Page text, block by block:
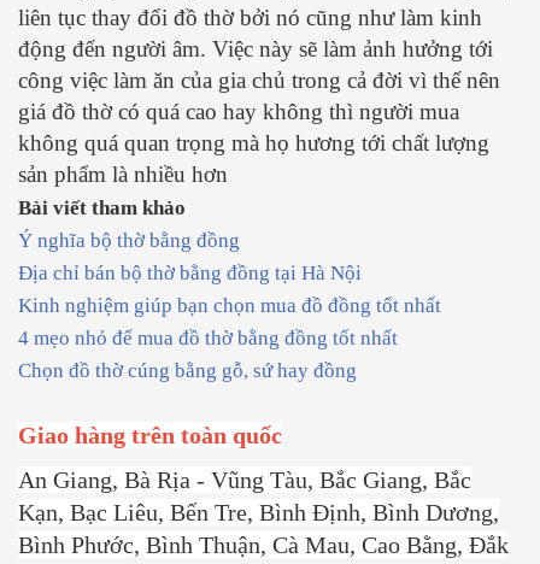
liên tục thay đổi đồ thờ bởi nó cũng như làm kinh
động đến người âm. Việc này sẽ làm ảnh hưởng tới
công việc làm ăn của gia chủ trong cả đời vì thế nên
giá đồ thờ có quá cao hay không thì người mua
không quá quan trọng mà họ hương tới chất lượng
sản phẩm là nhiều hơn
Bài viết tham khảo
Ý nghĩa bộ thờ bằng đồng
Địa chỉ bán bộ thờ bằng đồng tại Hà Nội
Kinh nghiệm giúp bạn chọn mua đồ đồng tốt nhất
4 mẹo nhỏ để mua đồ thờ bằng đồng tốt nhất
Chọn đồ thờ cúng bằng gỗ, sứ hay đồng
Giao hàng trên toàn quốc
An Giang, Bà Rịa - Vũng Tàu, Bắc Giang, Bắc
Kạn, Bạc Liêu, Bến Tre, Bình Định, Bình Dương,
Bình Phước, Bình Thuận, Cà Mau, Cao Bằng, Đắk